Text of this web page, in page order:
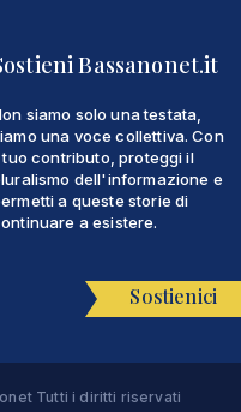
Bassanonet.it
siamo solo una testata,
una voce collettiva. Con
tuo contributo, proteggi il
dell'informazione e
a queste storie di
a esistere.
Sostienici
Tutti i diritti riservati